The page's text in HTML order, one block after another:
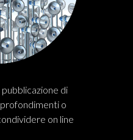
di
o
on line